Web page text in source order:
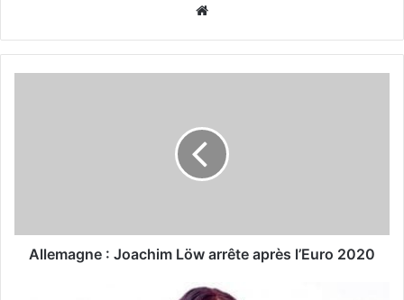
Allemagne : Joachim Löw arrête après l’Euro 2020